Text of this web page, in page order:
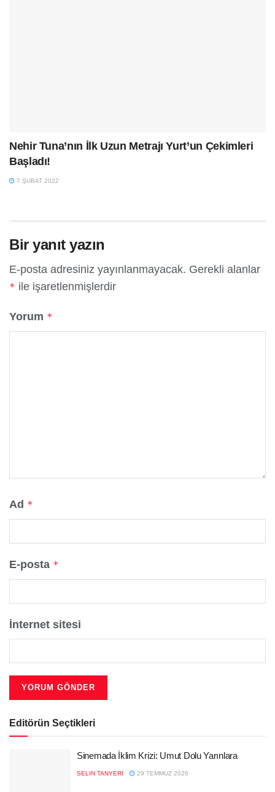
Nehir Tuna’nın İlk Uzun Metrajı Yurt’un Çekimleri
Başladı!
7 ŞUBAT 2022
Bir yanıt yazın
E-posta adresiniz yayınlanmayacak. Gerekli alanlar
* ile işaretlenmişlerdir
Yorum *
Ad *
E-posta *
İnternet sitesi
Editörün Seçtikleri
Sinemada İklim Krizi: Umut Dolu Yarınlara
SELIN TANYERI 29 TEMMUZ 2026